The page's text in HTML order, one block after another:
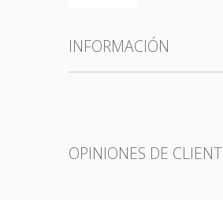
INFORMACIÓN
OPINIONES DE